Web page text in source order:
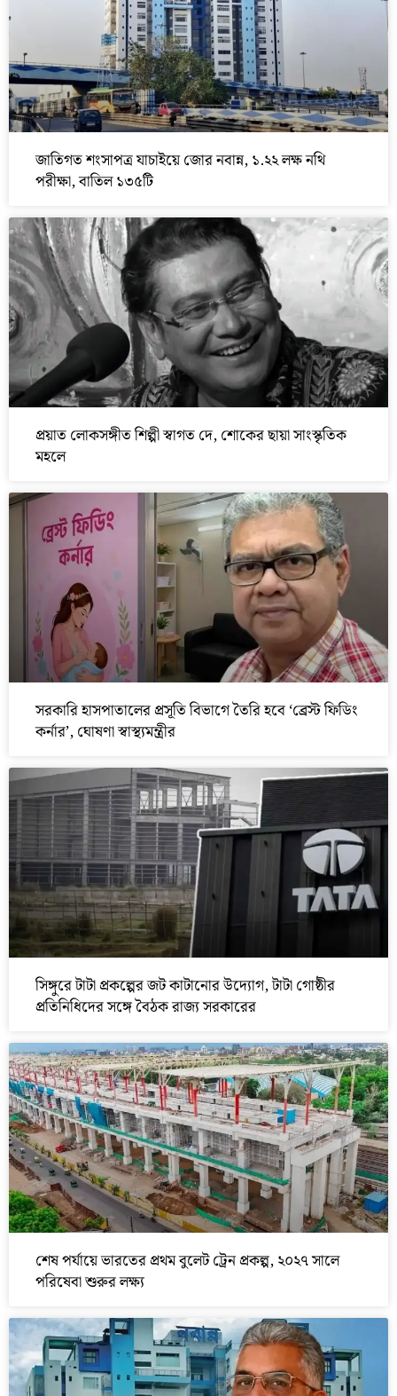
জাতিগত শংসাপত্র যাচাইয়ে জোর নবান্ন, ১.২২ লক্ষ নথি
পরীক্ষা, বাতিল ১৩৫টি
প্রয়াত লোকসঙ্গীত শিল্পী স্বাগত দে, শোকের ছায়া সাংস্কৃতিক
মহলে
সরকারি হাসপাতালের প্রসূতি বিভাগে তৈরি হবে ‘ব্রেস্ট ফিডিং
কর্নার’, ঘোষণা স্বাস্থ্যমন্ত্রীর
সিঙ্গুরে টাটা প্রকল্পের জট কাটানোর উদ্যোগ, টাটা গোষ্ঠীর
প্রতিনিধিদের সঙ্গে বৈঠক রাজ্য সরকারের
শেষ পর্যায়ে ভারতের প্রথম বুলেট ট্রেন প্রকল্প, ২০২৭ সালে
পরিষেবা শুরুর লক্ষ্য